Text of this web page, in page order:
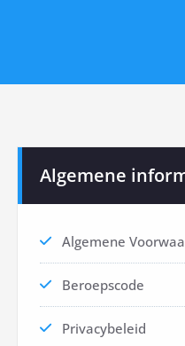
Algemene
Algemene
Beroepscode
Privacybeleid